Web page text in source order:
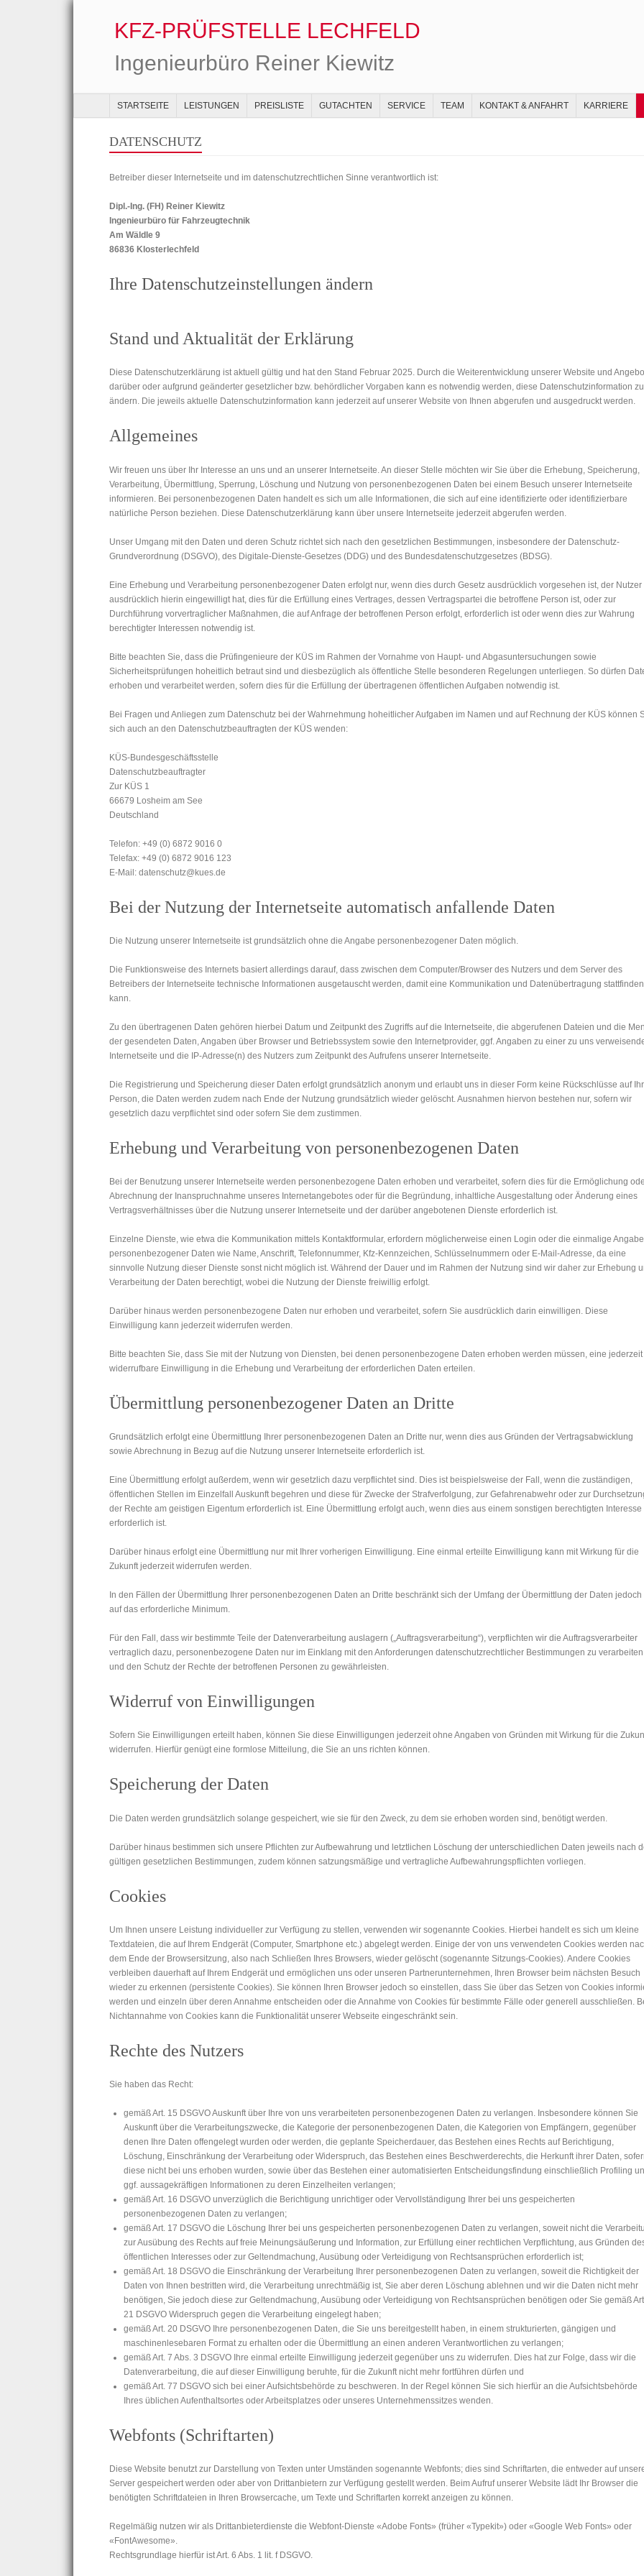
KFZ-PRÜFSTELLE LECHFELD
Ingenieurbüro Reiner Kiewitz
STARTSEITE LEISTUNGEN PREISLISTE GUTACHTEN SERVICE TEAM KONTAKT & ANFAHRT KARRIERE
DATENSCHUTZ
Betreiber dieser Internetseite und im datenschutzrechtlichen Sinne verantwortlich ist:
Dipl.-Ing. (FH) Reiner Kiewitz
Ingenieurbüro für Fahrzeugtechnik
Am Wäldle 9
86836 Klosterlechfeld
Ihre Datenschutz­­einstellungen ändern
Stand und Aktualität der Erklärung
Diese Datenschutzerklärung ist aktuell gültig und hat den Stand Februar 2025. Durch die Weiterentwicklung unserer Website und
darüber oder aufgrund geänderter gesetzlicher bzw. behördlicher Vorgaben kann es notwendig werden, diese Datenschutzinformation zu
ändern. Die jeweils aktuelle Datenschutzinformation kann jederzeit auf unserer Website von Ihnen abgerufen und ausgedruckt werden.
Allgemeines
Wir freuen uns über Ihr Interesse an uns und an unserer Internetseite. An dieser Stelle möchten wir Sie über die Erhebung, Speicherung,
Verarbeitung, Übermittlung, Sperrung, Löschung und Nutzung von personenbezogenen Daten bei einem Besuch unserer Internetseite
informieren. Bei personenbezogenen Daten handelt es sich um alle Informationen, die sich auf eine identifizierte oder identifizierbare
natürliche Person beziehen. Diese Datenschutzerklärung kann über unsere Internetseite jederzeit abgerufen werden.
Unser Umgang mit den Daten und deren Schutz richtet sich nach den gesetzlichen Bestimmungen, insbesondere der Datenschutz-
Grundverordnung (DSGVO), des Digitale-Dienste-Gesetzes (DDG) und des Bundesdatenschutzgesetzes (BDSG).
Eine Erhebung und Verarbeitung personenbezogener Daten erfolgt nur, wenn dies durch Gesetz ausdrücklich vorgesehen ist, der Nutzer
ausdrücklich hierin eingewilligt hat, dies für die Erfüllung eines Vertrages, dessen Vertragspartei die betroffene Person ist, oder zur
Durchführung vorvertraglicher Maßnahmen, die auf Anfrage der betroffenen Person erfolgt, erforderlich ist oder wenn dies zur Wahrung
berechtigter Interessen notwendig ist.
Bitte beachten Sie, dass die Prüfingenieure der KÜS im Rahmen der Vornahme von Haupt- und Abgasuntersuchungen sowie
Sicherheitsprüfungen hoheitlich betraut sind und diesbezüglich als öffentliche Stelle besonderen Regelungen unterliegen. So dürfen
erhoben und verarbeitet werden, sofern dies für die Erfüllung der übertragenen öffentlichen Aufgaben notwendig ist.
Bei Fragen und Anliegen zum Datenschutz bei der Wahrnehmung hoheitlicher Aufgaben im Namen und auf Rechnung der KÜS können
sich auch an den Datenschutzbeauftragten der KÜS wenden:
KÜS-Bundesgeschäftsstelle
Datenschutzbeauftragter
Zur KÜS 1
66679 Losheim am See
Deutschland
Telefon: +49 (0) 6872 9016 0
Telefax: +49 (0) 6872 9016 123
E-Mail: datenschutz@kues.de
Bei der Nutzung der Internet­seite automatisch anfallende Daten
Die Nutzung unserer Internetseite ist grundsätzlich ohne die Angabe personenbezogener Daten möglich.
Die Funktionsweise des Internets basiert allerdings darauf, dass zwischen dem Computer/Browser des Nutzers und dem Server des
Betreibers der Internetseite technische Informationen ausgetauscht werden, damit eine Kommunikation und Datenübertragung stattfinden
kann.
Zu den übertragenen Daten gehören hierbei Datum und Zeitpunkt des Zugriffs auf die Internetseite, die abgerufenen Dateien und die
der gesendeten Daten, Angaben über Browser und Betriebssystem sowie den Internetprovider, ggf. Angaben zu einer zu uns
Internetseite und die IP-Adresse(n) des Nutzers zum Zeitpunkt des Aufrufens unserer Internetseite.
Die Registrierung und Speicherung dieser Daten erfolgt grundsätzlich anonym und erlaubt uns in dieser Form keine Rückschlüsse auf
Person, die Daten werden zudem nach Ende der Nutzung grundsätzlich wieder gelöscht. Ausnahmen hiervon bestehen nur, sofern wir
gesetzlich dazu verpflichtet sind oder sofern Sie dem zustimmen.
Erhebung und Verarbeitung von personen­bezogenen Daten
Bei der Benutzung unserer Internetseite werden personen­bezogene Daten erhoben und verarbeitet, sofern dies für die Ermöglichung
Abrechnung der Inanspruchnahme unseres Internetangebotes oder für die Begründung, inhaltliche Ausgestaltung oder Änderung eines
Vertragsverhältnisses über die Nutzung unserer Internetseite und der darüber angebotenen Dienste erforderlich ist.
Einzelne Dienste, wie etwa die Kommunikation mittels Kontaktformular, erfordern möglicherweise einen Login oder die einmalige Angabe
personen­bezogener Daten wie Name, Anschrift, Telefonnummer, Kfz-Kennzeichen, Schlüsselnummern oder E-Mail-Adresse, da eine
sinnvolle Nutzung dieser Dienste sonst nicht möglich ist. Während der Dauer und im Rahmen der Nutzung sind wir daher zur Erhebung
Verarbeitung der Daten berechtigt, wobei die Nutzung der Dienste freiwillig erfolgt.
Darüber hinaus werden personen­bezogene Daten nur erhoben und verarbeitet, sofern Sie ausdrücklich darin einwilligen. Diese
Einwilligung kann jederzeit widerrufen werden.
Bitte beachten Sie, dass Sie mit der Nutzung von Diensten, bei denen personenbezogene Daten erhoben werden müssen, eine jederzeit
widerrufbare Einwilligung in die Erhebung und Verarbeitung der erforderlichen Daten erteilen.
Übermittlung personen­bezogener Daten an Dritte
Grundsätzlich erfolgt eine Übermittlung Ihrer personen­bezogenen Daten an Dritte nur, wenn dies aus Gründen der Vertrags­abwicklung
sowie Abrechnung in Bezug auf die Nutzung unserer Internetseite erforderlich ist.
Eine Übermittlung erfolgt außerdem, wenn wir gesetzlich dazu verpflichtet sind. Dies ist beispielsweise der Fall, wenn die zuständigen,
öffentlichen Stellen im Einzelfall Auskunft begehren und diese für Zwecke der Straf­verfolgung, zur Gefahrenabwehr oder zur
der Rechte am geistigen Eigentum erforderlich ist. Eine Übermittlung erfolgt auch, wenn dies aus einem sonstigen berechtigten Interesse
erforderlich ist.
Darüber hinaus erfolgt eine Übermittlung nur mit Ihrer vorherigen Einwilligung. Eine einmal erteilte Einwilligung kann mit Wirkung für die
Zukunft jederzeit widerrufen werden.
In den Fällen der Übermittlung Ihrer personenbezogenen Daten an Dritte beschränkt sich der Umfang der Übermittlung der Daten jedoch
auf das erforderliche Minimum.
Für den Fall, dass wir bestimmte Teile der Daten­verarbeitung auslagern („Auftrags­verarbeitung“), verpflichten wir die Auftrags­verarbeiter
vertraglich dazu, personen­bezogene Daten nur im Einklang mit den Anforderungen datenschutz­rechtlicher Bestimmungen zu verarbeiten
und den Schutz der Rechte der betroffenen Personen zu gewähr­leisten.
Widerruf von Einwilligungen
Sofern Sie Einwilligungen erteilt haben, können Sie diese Einwilligungen jederzeit ohne Angaben von Gründen mit Wirkung für die
widerrufen. Hierfür genügt eine formlose Mitteilung, die Sie an uns richten können.
Speicherung der Daten
Die Daten werden grundsätzlich solange gespeichert, wie sie für den Zweck, zu dem sie erhoben worden sind, benötigt werden.
Darüber hinaus bestimmen sich unsere Pflichten zur Aufbewahrung und letztlichen Löschung der unterschiedlichen Daten jeweils nach
gültigen gesetzlichen Bestimmungen, zudem können satzungsmäßige und vertragliche Aufbewahrungspflichten vorliegen.
Cookies
Um Ihnen unsere Leistung individueller zur Verfügung zu stellen, verwenden wir sogenannte Cookies. Hierbei handelt es sich um kleine
Textdateien, die auf Ihrem Endgerät (Computer, Smartphone etc.) abgelegt werden. Einige der von uns verwendeten Cookies werden
dem Ende der Browsersitzung, also nach Schließen Ihres Browsers, wieder gelöscht (sogenannte Sitzungs-Cookies). Andere Cookies
verbleiben dauerhaft auf Ihrem Endgerät und ermöglichen uns oder unseren Partnerunternehmen, Ihren Browser beim nächsten Besuch
wieder zu erkennen (persistente Cookies). Sie können Ihren Browser jedoch so einstellen, dass Sie über das Setzen von Cookies
werden und einzeln über deren Annahme entscheiden oder die Annahme von Cookies für bestimmte Fälle oder generell ausschließen.
Nichtannahme von Cookies kann die Funktionalität unserer Webseite eingeschränkt sein.
Rechte des Nutzers
Sie haben das Recht:
gemäß Art. 15 DSGVO Auskunft über Ihre von uns verarbeiteten personenbezogenen Daten zu verlangen. Insbesondere können Sie
Auskunft über die Verarbeitungszwecke, die Kategorie der personenbezogenen Daten, die Kategorien von Empfängern, gegenüber
denen Ihre Daten offengelegt wurden oder werden, die geplante Speicherdauer, das Bestehen eines Rechts auf Berichtigung,
Löschung, Einschränkung der Verarbeitung oder Widerspruch, das Bestehen eines Beschwerderechts, die Herkunft ihrer Daten,
diese nicht bei uns erhoben wurden, sowie über das Bestehen einer automatisierten Entscheidungsfindung einschließlich Profiling
ggf. aussagekräftigen Informationen zu deren Einzelheiten verlangen;
gemäß Art. 16 DSGVO unverzüglich die Berichtigung unrichtiger oder Vervollständigung Ihrer bei uns gespeicherten
personenbezogenen Daten zu verlangen;
gemäß Art. 17 DSGVO die Löschung Ihrer bei uns gespeicherten personenbezogenen Daten zu verlangen, soweit nicht die
zur Ausübung des Rechts auf freie Meinungsäußerung und Information, zur Erfüllung einer rechtlichen Verpflichtung, aus Gründen
öffentlichen Interesses oder zur Geltendmachung, Ausübung oder Verteidigung von Rechtsansprüchen erforderlich ist;
gemäß Art. 18 DSGVO die Einschränkung der Verarbeitung Ihrer personenbezogenen Daten zu verlangen, soweit die Richtigkeit der
Daten von Ihnen bestritten wird, die Verarbeitung unrechtmäßig ist, Sie aber deren Löschung ablehnen und wir die Daten nicht mehr
benötigen, Sie jedoch diese zur Geltendmachung, Ausübung oder Verteidigung von Rechtsansprüchen benötigen oder Sie gemäß
21 DSGVO Widerspruch gegen die Verarbeitung eingelegt haben;
gemäß Art. 20 DSGVO Ihre personenbezogenen Daten, die Sie uns bereitgestellt haben, in einem strukturierten, gängigen und
maschinenlesebaren Format zu erhalten oder die Übermittlung an einen anderen Verantwortlichen zu verlangen;
gemäß Art. 7 Abs. 3 DSGVO Ihre einmal erteilte Einwilligung jederzeit gegenüber uns zu widerrufen. Dies hat zur Folge, dass wir die
Datenverarbeitung, die auf dieser Einwilligung beruhte, für die Zukunft nicht mehr fortführen dürfen und
gemäß Art. 77 DSGVO sich bei einer Aufsichtsbehörde zu beschweren. In der Regel können Sie sich hierfür an die Aufsichtsbehörde
Ihres üblichen Aufenthaltsortes oder Arbeitsplatzes oder unseres Unternehmenssitzes wenden.
Webfonts (Schriftarten)
Diese Website benutzt zur Darstellung von Texten unter Umständen sogenannte Webfonts; dies sind Schriftarten, die entweder auf
Server gespeichert werden oder aber von Drittanbietern zur Verfügung gestellt werden. Beim Aufruf unserer Website lädt Ihr Browser die
benötigten Schriftdateien in Ihren Browsercache, um Texte und Schriftarten korrekt anzeigen zu können.
Regelmäßig nutzen wir als Drittanbieterdienste die Webfont-Dienste «Adobe Fonts» (früher «Typekit») oder «Google Web Fonts» oder
«FontAwesome».
Rechtsgrundlage hierfür ist Art. 6 Abs. 1 lit. f DSGVO.